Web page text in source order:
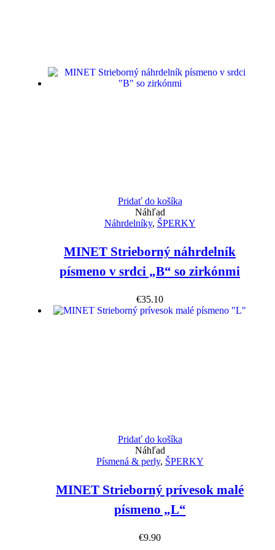
Pridať do košíka
Náhľad
Náhrdelníky, ŠPERKY
MINET Strieborný náhrdelník
písmeno v srdci „B“ so zirkónmi
€35.10
Pridať do košíka
Náhľad
Písmená & perly, ŠPERKY
MINET Strieborný prívesok malé
písmeno „L“
€9.90